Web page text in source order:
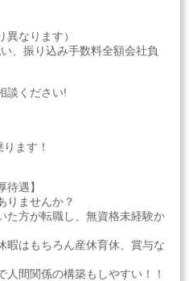
なります）
、振り込み手数料全額会社負
談ください!
ます！
待遇】
りませんか？
た方が転職し、無資格未経験か
暇はもちろん産休育休、賞与な
人間関係の構築もしやすい！！